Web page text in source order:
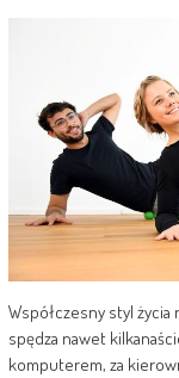
Współczesny styl życia
spędza nawet
komputerem, za